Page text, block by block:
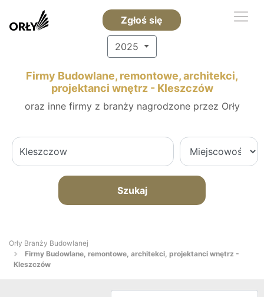
Zgłoś się
2025
Firmy Budowlane, remontowe, architekci,
projektanci wnętrz - Kleszczów
oraz inne firmy z branży nagrodzone przez Orły
Szukaj
Orły Branży Budowlanej
Firmy Budowlane, remontowe, architekci, projektanci wnętrz -
Kleszczów